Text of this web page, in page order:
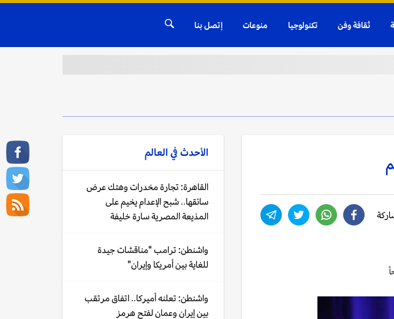
ثقافة وفن تكنولوجيا منوعات إتصل بنا
الأحدث في العالم
القاهرة: تجارة مخدرات وهتك عرض
سائقها.. شبح الإعدام يخيم على
المذيعة المصرية سارة خليفة
واشنطن: ترامب "مناقشات جيدة
للغاية بين أمريكا وإيران"
واشنطن: تعلنه أميركا.. اتفاق مرتقب
بين إيران وعمان لفتح هرمز